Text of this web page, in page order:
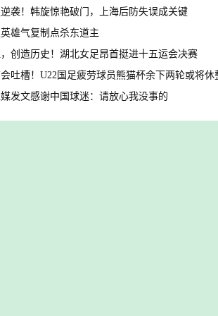
袭！韩旋惊艳破门，上海后防失误成关键
雄气复制点杀东道主
创造历史！湖北女足昂首挺进十五运会决赛
吐槽！U22国足疲劳球员熊猫杯余下两轮或将休
发文感谢中国球迷：请放心我没事的